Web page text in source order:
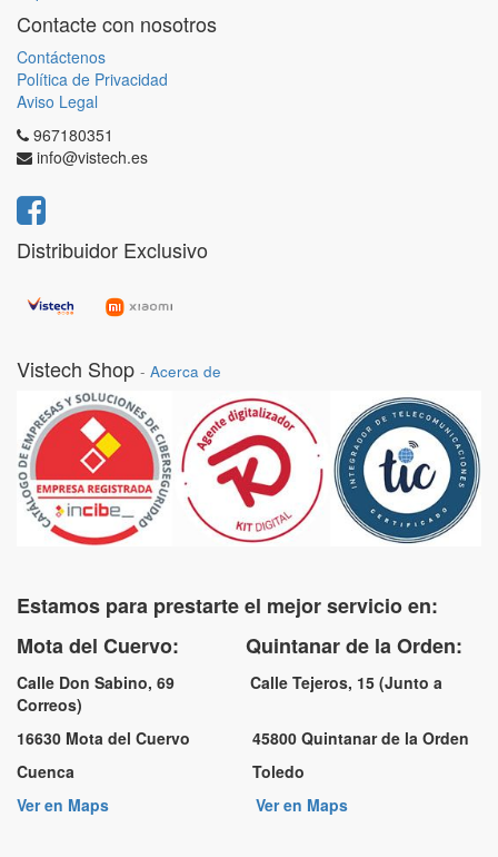
Contacte con nosotros
Contáctenos
Política de Privacidad
Aviso Legal
967180351
info@vistech.es
Distribuidor Exclusivo
Vistech Shop - Acerca de
Estamos para prestarte el mejor servicio en:
Mota del Cuervo: Quintanar de la Orden:
Calle Don Sabino, 69 Calle Tejeros, 15 (Junto a
Correos)
16630 Mota del Cuervo 45800 Quintanar de la Orden
Cuenca Toledo
Ver en Maps
Ver en Maps